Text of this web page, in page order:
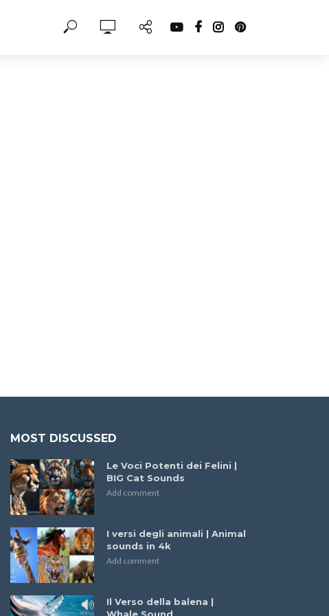
MOST DISCUSSED
Le Voci Potenti dei Felini |
BIG Cat Sounds
Add comment
I versi degli animali | Animal
sounds in 4k
Add comment
Il Verso della balena |